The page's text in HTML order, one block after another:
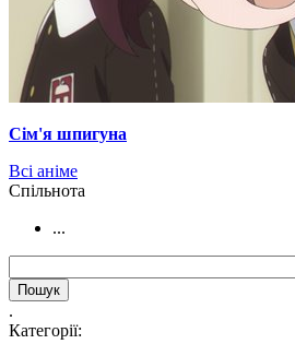
Сім'я шпигуна
Всі аніме
Cпільнота
...
.
Категорії: